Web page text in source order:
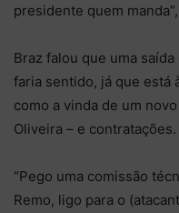
presidente quem
Braz falou que uma
faria sentido, já que está
como a vinda de um
Oliveira – e contratações.
“Pego uma comissão
Remo, ligo para o